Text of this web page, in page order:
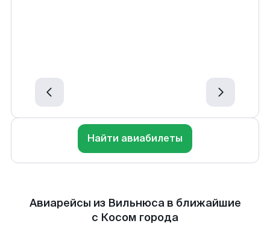
Найти авиабилеты
Авиарейсы из Вильнюса в ближайшие
с Косом города